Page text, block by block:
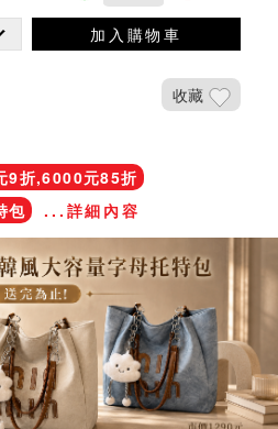
加入購物車
收藏
9折,6000元85折
包
...詳細內容